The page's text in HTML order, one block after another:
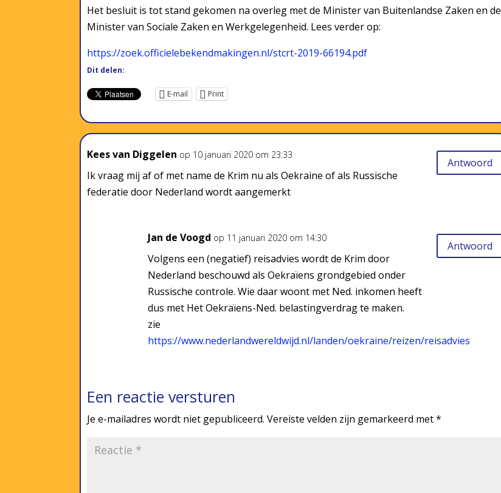
Het besluit is tot stand gekomen na overleg met de Minister van Buitenlandse Zaken en de
Minister van Sociale Zaken en Werkgelegenheid. Lees verder op:
https://zoek.officielebekendmakingen.nl/stcrt-2019-66194.pdf
Dit delen:
E-mail Print
Kees van Diggelen op 10 januari 2020 om 23:33
Ik vraag mij af of met name de Krim nu als Oekraine of als Russische
federatie door Nederland wordt aangemerkt
Antwoord
Jan de Voogd op 11 januari 2020 om 14:30
Volgens een (negatief) reisadvies wordt de Krim door
Nederland beschouwd als Oekraïens grondgebied onder
Russische controle. Wie daar woont met Ned. inkomen heeft
dus met Het Oekraïens-Ned. belastingverdrag te maken.
zie
https://www.nederlandwereldwijd.nl/landen/oekraine/reizen/reisadvies
Antwoord
Een reactie versturen
Je e-mailadres wordt niet gepubliceerd. Vereiste velden zijn gemarkeerd met*